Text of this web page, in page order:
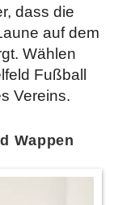
dass die
auf dem
Wählen
Fußball
Vereins.
Wappen